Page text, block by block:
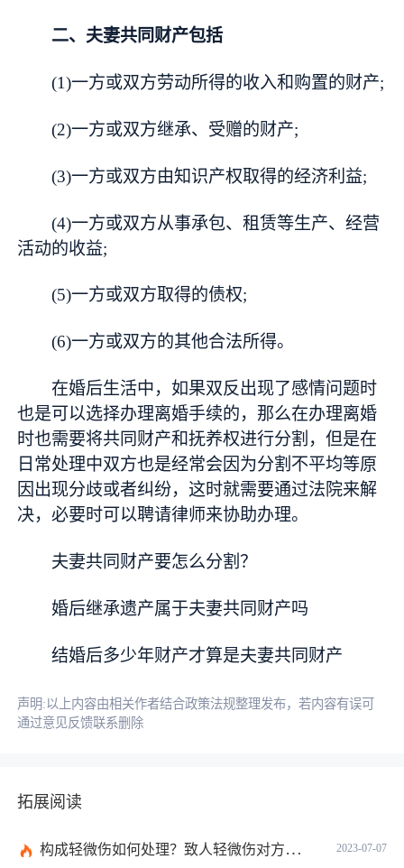
二、夫妻共同财产包括
(1)一方或双方劳动所得的收入和购置的财产;
(2)一方或双方继承、受赠的财产;
(3)一方或双方由知识产权取得的经济利益;
(4)一方或双方从事承包、租赁等生产、经营
活动的收益;
(5)一方或双方取得的债权;
(6)一方或双方的其他合法所得。
在婚后生活中，如果双反出现了感情问题时
也是可以选择办理离婚手续的，那么在办理离婚
时也需要将共同财产和抚养权进行分割，但是在
日常处理中双方也是经常会因为分割不平均等原
因出现分歧或者纠纷，这时就需要通过法院来解
决，必要时可以聘请律师来协助办理。
夫妻共同财产要怎么分割？
婚后继承遗产属于夫妻共同财产吗
结婚后多少年财产才算是夫妻共同财产
声明:以上内容由相关作者结合政策法规整理发布，若内容有误可
通过意见反馈联系删除
拓展阅读
2023-07-07
构成轻微伤如何处理？致人轻微伤对方不出院讹人怎么办？